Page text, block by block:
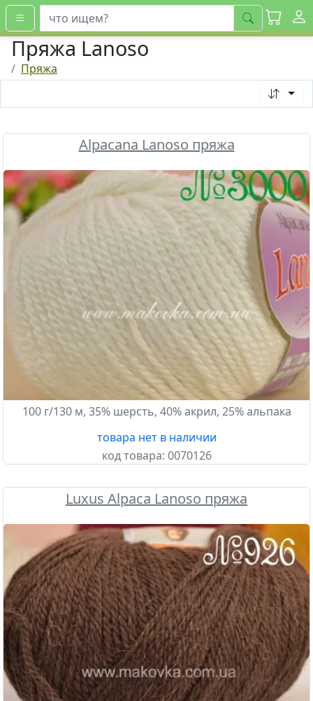
искать
Пряжа Lanoso
Пряжа
Alpacana Lanoso пряжа
100 г/130 м, 35% шерсть, 40% акрил, 25% альпака
товара нет в наличии
код товара: 0070126
Luxus Alpaca Lanoso пряжа